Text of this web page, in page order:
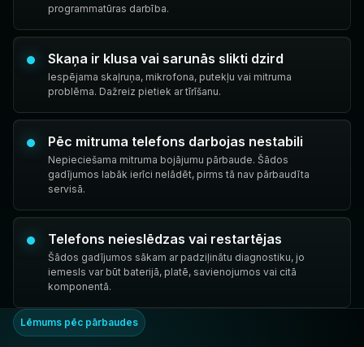
programmatūras darbība.
Skaņa ir klusa vai sarunās slikti dzird
Iespējama skaļruņa, mikrofona, putekļu vai mitruma
problēma. Dažreiz pietiek ar tīrīšanu.
Pēc mitruma telefons darbojas nestabili
Nepieciešama mitruma bojājumu pārbaude. Šādos
gadījumos labāk ierīci nelādēt, pirms tā nav pārbaudīta
servisā.
Telefons neieslēdzas vai restartējas
Šādos gadījumos sākam ar padziļinātu diagnostiku, jo
iemesls var būt baterijā, platē, savienojumos vai citā
komponentā.
Lēmums pēc pārbaudes